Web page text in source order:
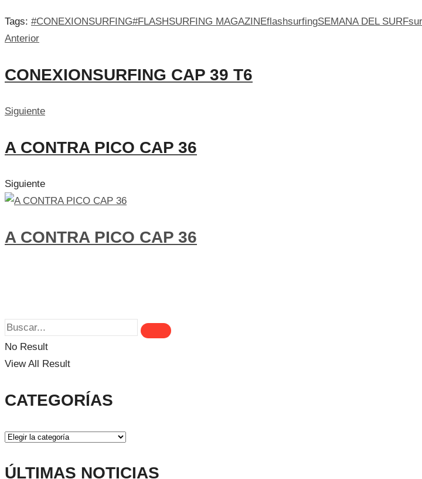
Tags: #CONEXIONSURFING#FLASHSURFING MAGAZINEflashsurfingSEMANA DEL SURF
Anterior
CONEXIONSURFING CAP 39 T6
Siguiente
A CONTRA PICO CAP 36
Siguiente
A CONTRA PICO CAP 36
No Result
View All Result
CATEGORÍAS
ÚLTIMAS NOTICIAS